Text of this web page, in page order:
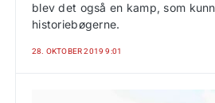
blev det også en kamp, som
historiebøgerne.
28. OKTOBER 2019 9:01